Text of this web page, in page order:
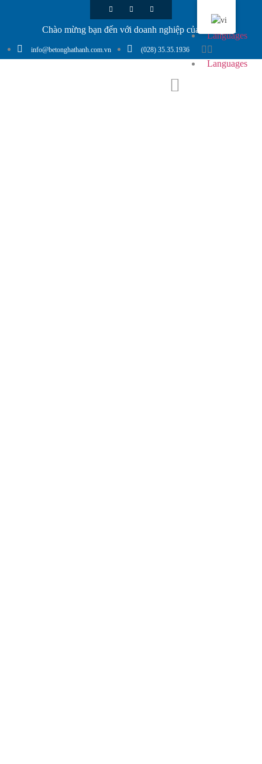
Chào mừng bạn đến với doanh nghiệp của chúng tôi
info@betonghathanh.com.vn (028) 35.35.1936
Languages
Languages